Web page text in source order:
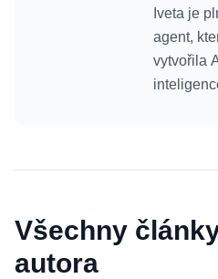
Iveta je
agent,
vytvořila
Všechny
autora